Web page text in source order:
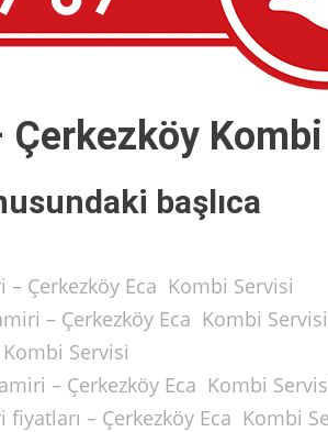
Çerkezköy
başlıca
Çerkezköy Eca Kombi Servisi
– Çerkezköy Eca Kombi Servisi
Servisi
– Çerkezköy Eca Kombi
– Çerkezköy Eca Kombi